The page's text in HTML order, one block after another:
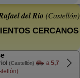
del Rio (Castellón)
CERCANOS
(Castellón) a 5,7